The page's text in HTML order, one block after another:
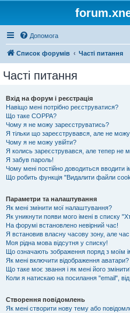
Допомога
Список форумів Часті питання
Часті питання
Вхід на форум і реєстрація
Навіщо мені потрібно реєструватися?
Що таке COPPA?
Чому я не можу зареєструватись?
Я тільки що зареєструвався, але не можу
Чому я не можу увійти?
Я колись зареєструвався, але тепер не
Я забув пароль!
Чому мені постійно доводиться вводити
Що робить функція "Видалити файли
Параметри та налаштування
Як мені змінити мої налаштування?
Як уникнути появи мого імені в списку
На форумі встановлено невірний час!
Я встановив власну часову зону, але
Моя рідна мова відсутня у списку!
Що означають зображення поряд з моїм
Як мені включити відображення аватари?
Що таке моє звання і як мені його
Коли я натискаю на посилання "email",
Створення повідомлень
Як мені створити нову тему або